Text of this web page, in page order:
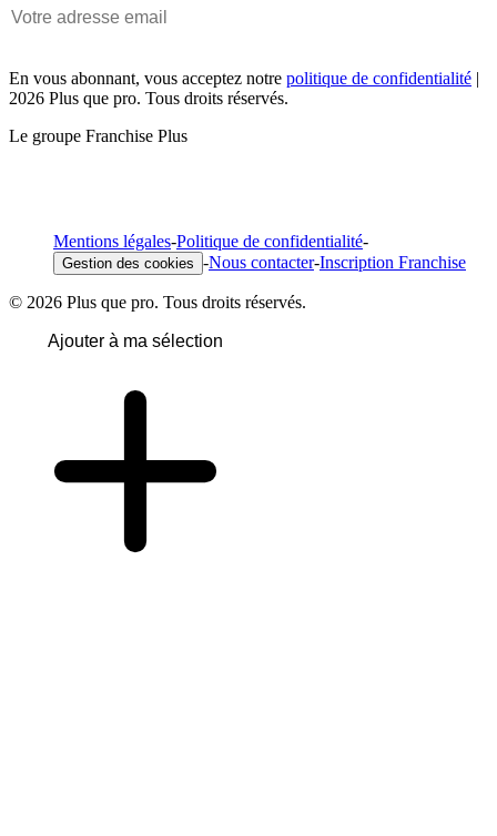
En vous abonnant, vous acceptez notre politique de confidentialité |
2026 Plus que pro. Tous droits réservés.
Le groupe Franchise Plus
Mentions légales-Politique de confidentialité-
Gestion des cookies -Nous contacter-Inscription Franchise
© 2026 Plus que pro. Tous droits réservés.
Ajouter à ma sélection